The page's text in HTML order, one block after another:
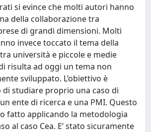
si evince che molti autori hanno
della collaborazione tra
di grandi dimensioni. Molti
invece toccato il tema della
università e piccole e medie
risulta ad oggi un tema non
sviluppato. L’obiettivo è
studiare proprio una caso di
ente di ricerca e una PMI. Questo
fatto applicando la metodologia
al caso Cea. E’ stato sicuramente